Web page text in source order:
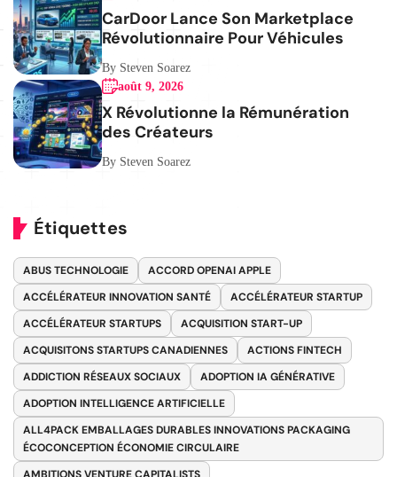
CarDoor Lance Son Marketplace
Révolutionnaire Pour Véhicules
By Steven Soarez
août 9, 2026
X Révolutionne la Rémunération
des Créateurs
By Steven Soarez
Étiquettes
ABUS TECHNOLOGIE
ACCORD OPENAI APPLE
ACCÉLÉRATEUR INNOVATION SANTÉ
ACCÉLÉRATEUR STARTUP
ACCÉLÉRATEUR STARTUPS
ACQUISITION START-UP
ACQUISITONS STARTUPS CANADIENNES
ACTIONS FINTECH
ADDICTION RÉSEAUX SOCIAUX
ADOPTION IA GÉNÉRATIVE
ADOPTION INTELLIGENCE ARTIFICIELLE
ALL4PACK EMBALLAGES DURABLES INNOVATIONS PACKAGING
ÉCOCONCEPTION ÉCONOMIE CIRCULAIRE